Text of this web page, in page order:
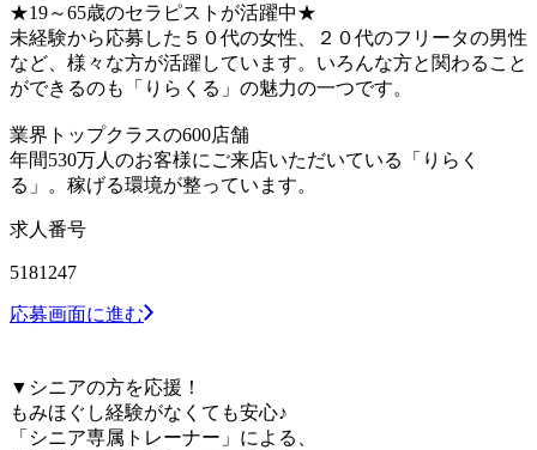
★19～65歳のセラピストが活躍中★
未経験から応募した５０代の女性、２０代のフリータの男性
など、様々な方が活躍しています。いろんな方と関わること
ができるのも「りらくる」の魅力の一つです。
業界トップクラスの600店舗
年間530万人のお客様にご来店いただいている「りらく
る」。稼げる環境が整っています。
求人番号
5181247
応募画面に進む
▼シニアの方を応援！
もみほぐし経験がなくても安心♪
「シニア専属トレーナー」による、